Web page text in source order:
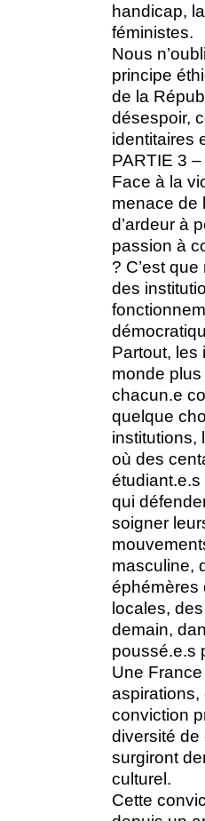
handicap,
féministes.
Nous
principe
de la
désespoir,
identitaires
PARTIE 3
Face à la
menace de
d’ardeur à
passion à
? C’est
des
Partout, les
monde
chacun.e
quelque
institutions,
où des
qui
soigner
masculine,
éphémères
locales,
demain,
poussé.e.s
Une
aspirations,
conviction
diversité de
surgiront
culturel.
Cette